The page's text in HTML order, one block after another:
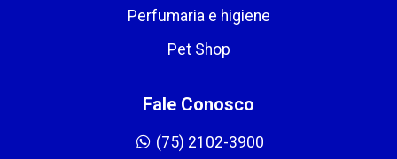
Perfumaria e higiene
Pet Shop
Fale Conosco
(75) 2102-3900